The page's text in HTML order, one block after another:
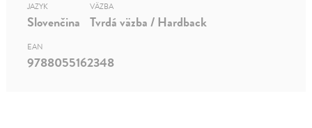
JAZYK
Slovenčina
VÄZBA
Tvrdá väzba / Hardback
EAN
9788055162348